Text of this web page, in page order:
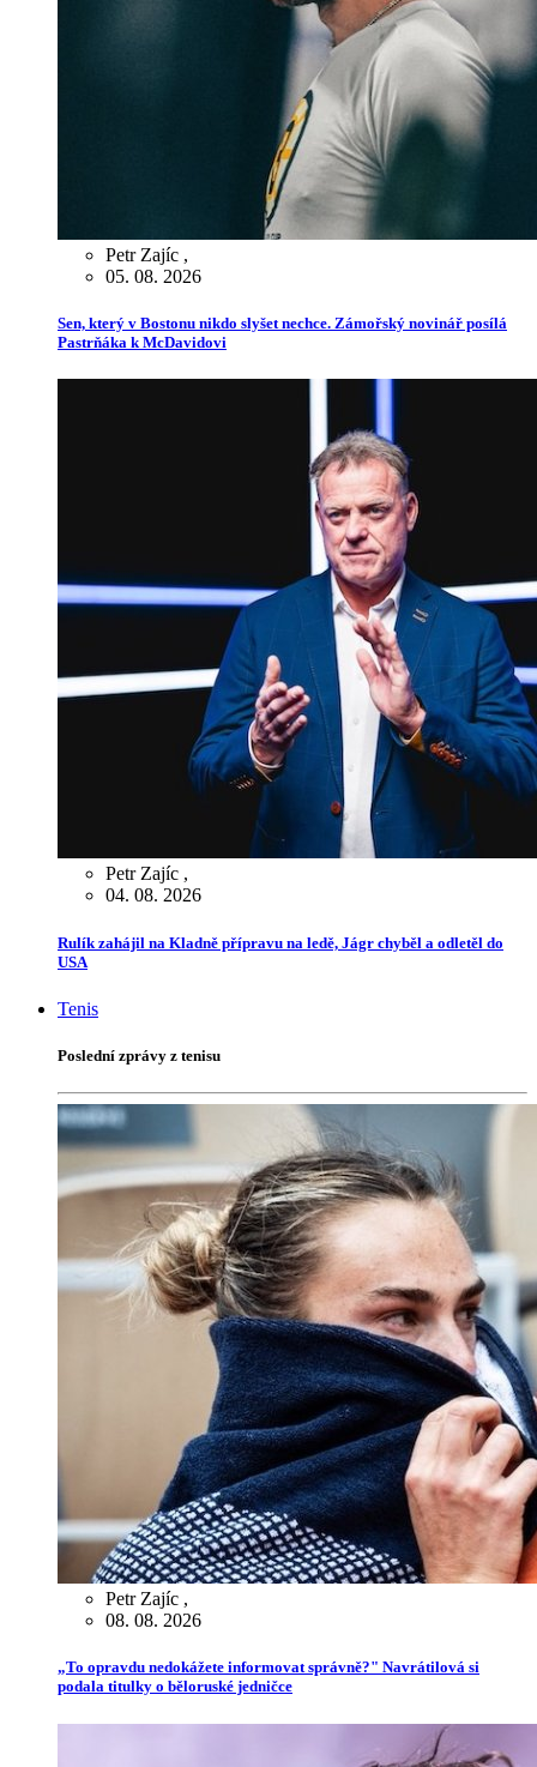
Petr Zajíc ,
05. 08. 2026
Sen, který v Bostonu nikdo slyšet nechce. Zámořský novinář posílá
Pastrňáka k McDavidovi
Petr Zajíc ,
04. 08. 2026
Rulík zahájil na Kladně přípravu na ledě, Jágr chyběl a odletěl do
USA
Tenis
Poslední zprávy z tenisu
Petr Zajíc ,
08. 08. 2026
„To opravdu nedokážete informovat správně?" Navrátilová si
podala titulky o běloruské jedničce